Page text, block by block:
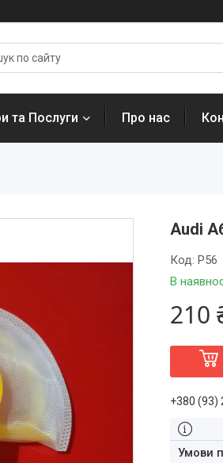
та Послуги Про нас
Audi
В
Код: P56
210
+380 (93)